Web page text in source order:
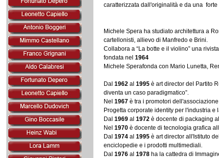
caratterizzata dall'originalità e da una
Michele Spera ha studiato architettura a
cartellonisti, allievo di Manfredo e Brini.
Collabora a “La botte e il violino” una
fondata nel 1964
Michele Sperafonda con Mario Lunetta,
Dal 1962 al 1995 è art director del Partito
diventa un caso paradigmatico”.
Nel 1967 è tra i promotori
Progetta corporate identity per l'industria e
Dal 1969 al 1972 è docente di packaging
Nel 1970 è docente di tecnologia grafica
Dal 1974 al 1995 è art director all'Istituto
enciclopedie e i prodotti multimediali.
Dal 1976 al 1978 ha la cattedra di